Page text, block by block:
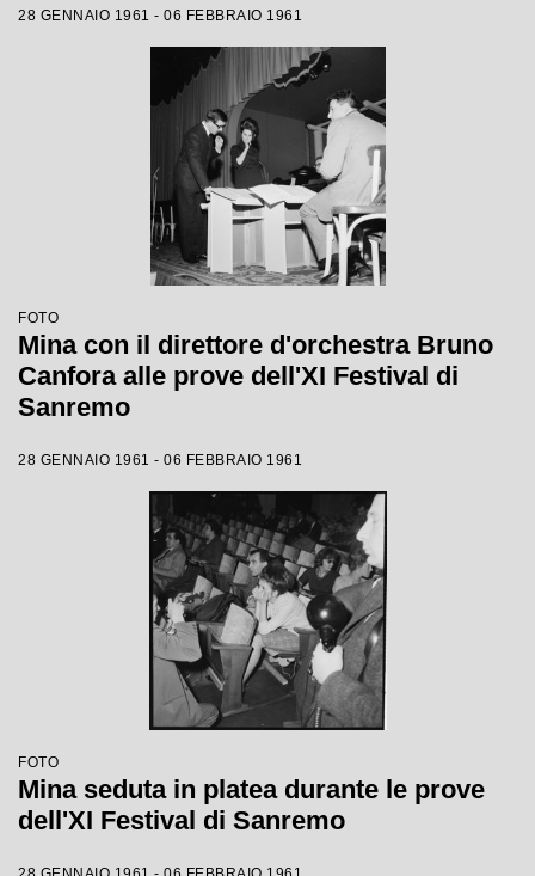
28 GENNAIO 1961 - 06 FEBBRAIO 1961
FOTO
Mina con il direttore d'orchestra Bruno
Canfora alle prove dell'XI Festival di
Sanremo
28 GENNAIO 1961 - 06 FEBBRAIO 1961
FOTO
Mina seduta in platea durante le prove
dell'XI Festival di Sanremo